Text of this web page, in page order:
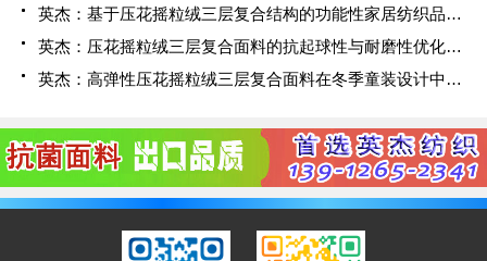
英杰：基于压花摇粒绒三层复合结构的功能性家居纺织品开发与应用
英杰：压花摇粒绒三层复合面料的抗起球性与耐磨性优化技术分析
英杰：高弹性压花摇粒绒三层复合面料在冬季童装设计中的应用实践